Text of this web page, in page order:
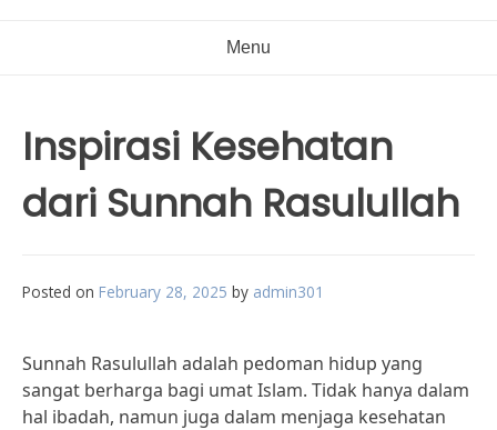
Menu
Inspirasi Kesehatan
dari Sunnah Rasulullah
Posted on February 28, 2025 by admin301
Sunnah Rasulullah adalah pedoman hidup yang
sangat berharga bagi umat Islam. Tidak hanya dalam
hal ibadah, namun juga dalam menjaga kesehatan